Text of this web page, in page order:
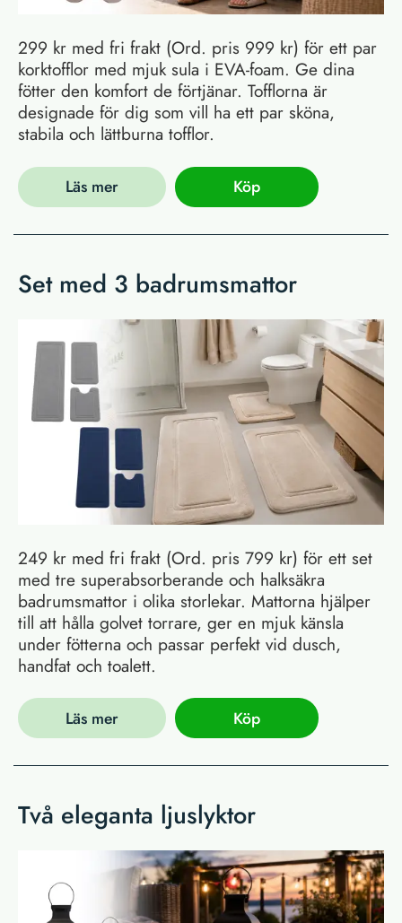
299 kr med fri frakt (Ord. pris 999 kr) för ett par
korktofflor med mjuk sula i EVA-foam. Ge dina
fötter den komfort de förtjänar. Tofflorna är
designade för dig som vill ha ett par sköna,
stabila och lättburna tofflor.
Läs mer Köp
Set med 3 badrumsmattor
249 kr med fri frakt (Ord. pris 799 kr) för ett set
med tre superabsorberande och halksäkra
badrumsmattor i olika storlekar. Mattorna hjälper
till att hålla golvet torrare, ger en mjuk känsla
under fötterna och passar perfekt vid dusch,
handfat och toalett.
Läs mer Köp
Två eleganta ljuslyktor